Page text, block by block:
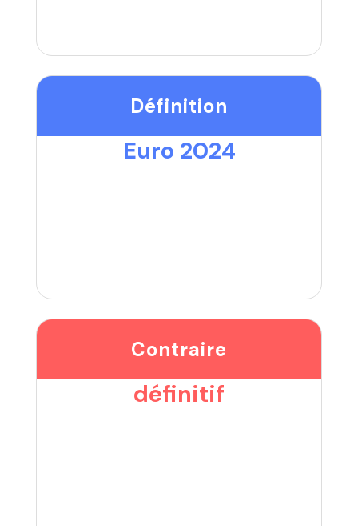
Définition
Euro 2024
Contraire
définitif